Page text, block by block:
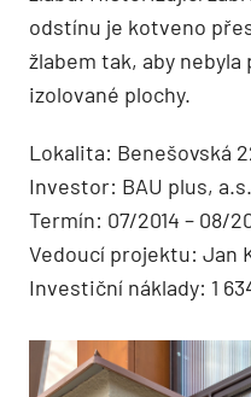
odstínu je kotveno
žlabem tak, aby
izolované plochy.
Lokalita: Benešovská
Investor: BAU plus, a.s.
Termín: 07/2014 – 08/
Vedoucí projektu: Jan
Investiční náklady: 1